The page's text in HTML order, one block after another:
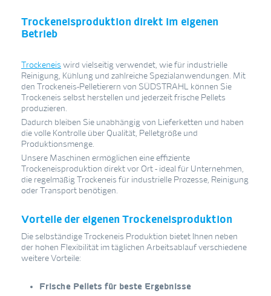
Trockeneisproduktion direkt im eigenen
Betrieb
Trockeneis wird vielseitig verwendet, wie für industrielle
Reinigung, Kühlung und zahlreiche Spezialanwendungen. Mit
den Trockeneis-Pelletierern von SÜDSTRAHL können Sie
Trockeneis selbst herstellen und jederzeit frische Pellets
produzieren.
Dadurch bleiben Sie unabhängig von Lieferketten und haben
die volle Kontrolle über Qualität, Pelletgröße und
Produktionsmenge.
Unsere Maschinen ermöglichen eine effiziente
Trockeneisproduktion direkt vor Ort - ideal für Unternehmen,
die regelmäßig Trockeneis für industrielle Prozesse, Reinigung
oder Transport benötigen.
Vorteile der eigenen Trockeneisproduktion
Die selbständige Trockeneis Produktion bietet Ihnen neben
der hohen Flexibilität im täglichen Arbeitsablauf verschiedene
weitere Vorteile:
Frische Pellets für beste Ergebnisse